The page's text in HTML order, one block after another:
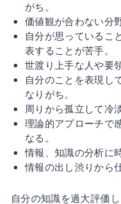
がち。
価値観が合わない分
自分が思っているこ
表することが苦手。
世渡り上手な人や要
自分のことを表現し
なりがち。
周りから孤立して冷
理論的アプローチで
なる。
情報、知識の分析に
情報の出し渋りから
自分の知識を過大評価